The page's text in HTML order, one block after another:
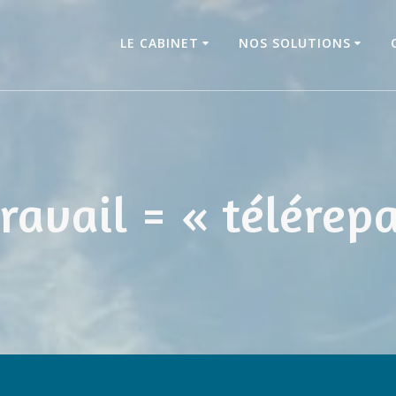
LE CABINET NOS SOLUTIONS
= «